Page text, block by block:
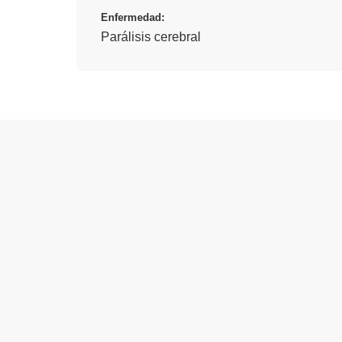
Enfermedad:
Parálisis cerebral